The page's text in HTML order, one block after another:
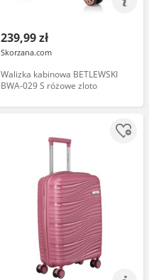
239,99 zł
Skorzana.com
Walizka kabinowa BETLEWSKI
BWA-029 S różowe zloto